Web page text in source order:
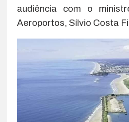
audiência com o
Aeroportos, Sílvio Costa